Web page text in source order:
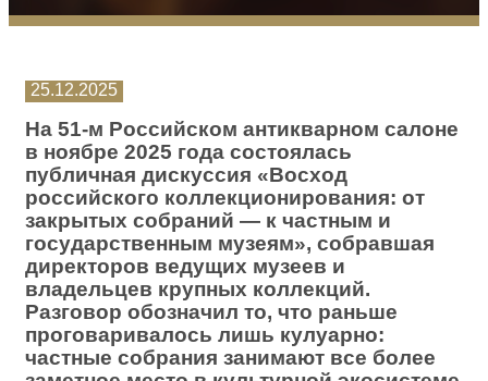
25.12.2025
На 51-м Российском антикварном салоне
в ноябре 2025 года состоялась
публичная дискуссия «Восход
российского коллекционирования: от
закрытых собраний — к частным и
государственным музеям», собравшая
директоров ведущих музеев и
владельцев крупных коллекций.
Разговор обозначил то, что раньше
проговаривалось лишь кулуарно:
частные собрания занимают все более